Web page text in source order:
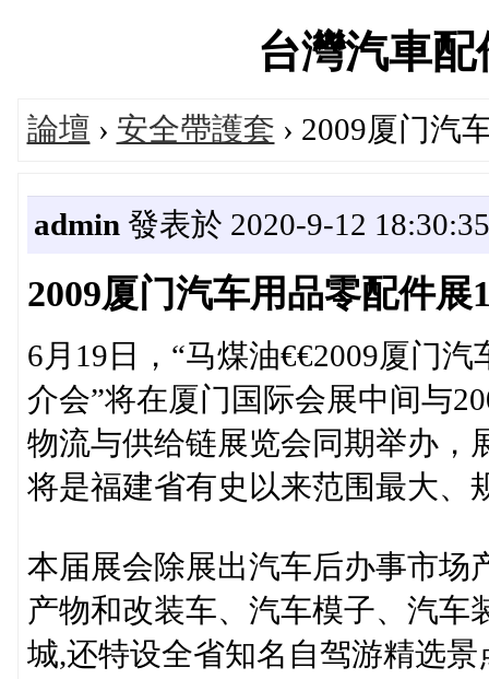
台灣汽車
論壇 › 安全帶護套 › 2009厦门汽
admin 發表於 2020-9-12 18:30:35
2009厦门汽车用品零配件展
6月19日，“马煤油€€2009厦门
介会”将在厦门国际会展中间与
物流与供给链展览会同期举办，
将是福建省有史以来范围最大、
本届展会除展出汽车后办事市场
产物和改装车、汽车模子、汽车
城,还特设全省知名自驾游精选